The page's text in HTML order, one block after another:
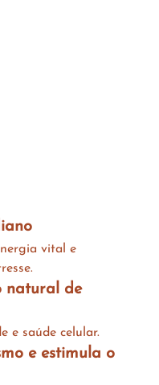
vital e
natural de
e saúde celular.
e estimula o